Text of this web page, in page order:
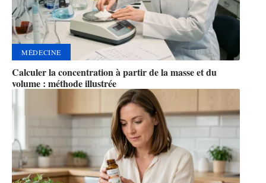
MÉDECINE
Calculer la concentration à partir de la masse et du
volume : méthode illustrée